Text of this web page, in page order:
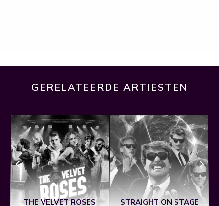
GERELATEERDE ARTIESTEN
THE VELVET ROSES STRAIGHT ON STAGE